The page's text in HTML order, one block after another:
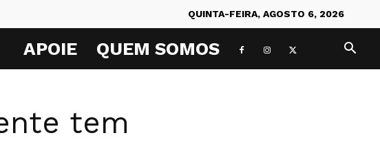
QUINTA-FEIRA, AGOSTO 6, 2026
APOIE QUEM SOMOS
tem